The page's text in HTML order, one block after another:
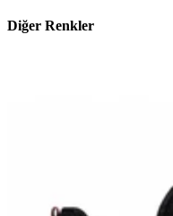
Diğer Renkler